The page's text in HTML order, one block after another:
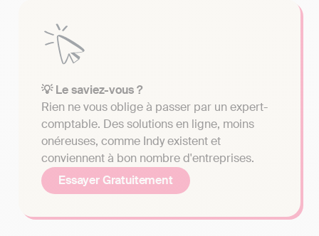
💡 Le saviez-vous ?
Rien ne vous oblige à passer par un expert-
comptable. Des solutions en ligne, moins
onéreuses, comme Indy existent et
conviennent à bon nombre d'entreprises.
Essayer Gratuitement